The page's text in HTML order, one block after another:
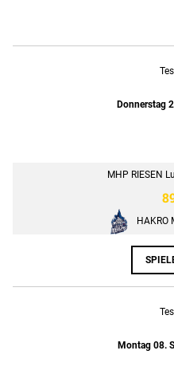
Donnerstag
MHP RIESEN
HAKRO
Montag 08.